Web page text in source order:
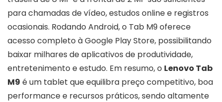
para chamadas de vídeo, estudos online e registros
ocasionais. Rodando Android, o Tab M9 oferece
acesso completo à Google Play Store, possibilitando
baixar milhares de aplicativos de produtividade,
entretenimento e estudo. Em resumo, o Lenovo Tab
M9 é um tablet que equilibra preço competitivo, boa
performance e recursos práticos, sendo altamente